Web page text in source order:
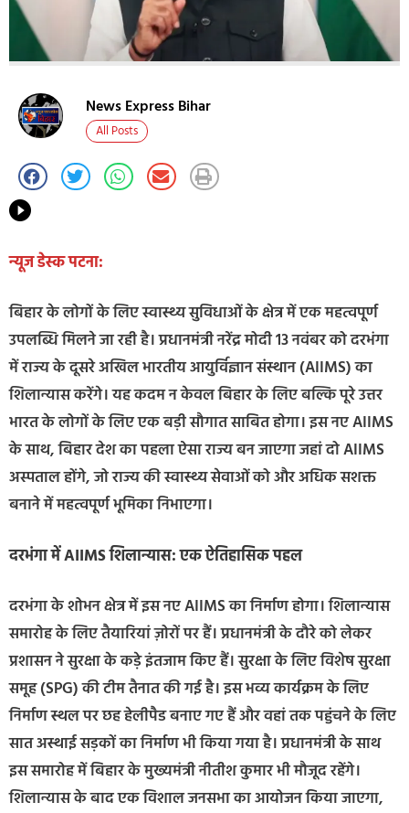
News Express Bihar
All Posts
न्यूज डेस्क पटना:
बिहार के लोगों के लिए स्वास्थ्य सुविधाओं के क्षेत्र में एक महत्वपूर्ण
उपलब्धि मिलने जा रही है। प्रधानमंत्री नरेंद्र मोदी 13 नवंबर को दरभंगा
में राज्य के दूसरे अखिल भारतीय आयुर्विज्ञान संस्थान (AIIMS) का
शिलान्यास करेंगे। यह कदम न केवल बिहार के लिए बल्कि पूरे उत्तर
भारत के लोगों के लिए एक बड़ी सौगात साबित होगा। इस नए AIIMS
के साथ, बिहार देश का पहला ऐसा राज्य बन जाएगा जहां दो AIIMS
अस्पताल होंगे, जो राज्य की स्वास्थ्य सेवाओं को और अधिक सशक्त
बनाने में महत्वपूर्ण भूमिका निभाएगा।
दरभंगा में AIIMS शिलान्यास: एक ऐतिहासिक पहल
दरभंगा के शोभन क्षेत्र में इस नए AIIMS का निर्माण होगा। शिलान्यास
समारोह के लिए तैयारियां ज़ोरों पर हैं। प्रधानमंत्री के दौरे को लेकर
प्रशासन ने सुरक्षा के कड़े इंतजाम किए हैं। सुरक्षा के लिए विशेष सुरक्षा
समूह (SPG) की टीम तैनात की गई है। इस भव्य कार्यक्रम के लिए
निर्माण स्थल पर छह हेलीपैड बनाए गए हैं और वहां तक पहुंचने के लिए
सात अस्थाई सड़कों का निर्माण भी किया गया है। प्रधानमंत्री के साथ
इस समारोह में बिहार के मुख्यमंत्री नीतीश कुमार भी मौजूद रहेंगे।
शिलान्यास के बाद एक विशाल जनसभा का आयोजन किया जाएगा,